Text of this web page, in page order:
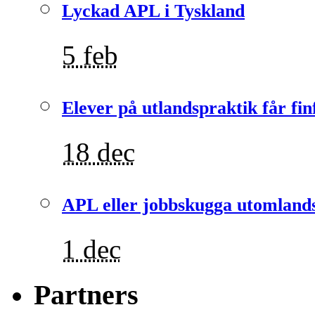
Lyckad APL i Tyskland
5 feb
Elever på utlandspraktik får
18 dec
APL eller jobbskugga
1 dec
Partners